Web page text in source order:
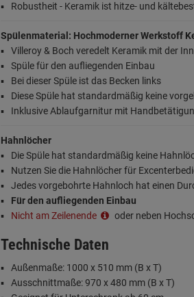
Robustheit - Keramik ist hitze- und
Spülenmaterial: Hochmoderner Werkstoff
Villeroy & Boch veredelt Keramik mit der
Spüle für den aufliegenden Einbau
Bei dieser Spüle ist das Becken links
Diese Spüle hat standardmäßig keine
Inklusive Ablaufgarnitur mit
Hahnlöcher
Die Spüle hat standardmäßig keine
Nutzen Sie die Hahnlöcher für
Jedes vorgebohrte Hahnloch hat einen
Für den aufliegenden Einbau
Nicht am Zeilenende
oder neben
Technische Daten
Außenmaße: 1000 x 510 mm (B x T)
Ausschnittmaße: 970 x 480 mm (B x T)